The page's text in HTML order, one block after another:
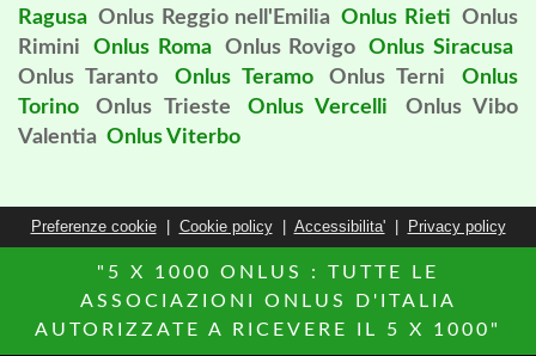
Ragusa Onlus Reggio nell'Emilia Onlus Rieti Onlus
Rimini
Onlus Roma Onlus Rovigo
Onlus Siracusa
Onlus Taranto
Onlus Teramo Onlus Terni
Onlus
Torino
Onlus Trieste Onlus Vercelli
Onlus Vibo
Valentia Onlus Viterbo
Preferenze cookie| Cookie policy| Accessibilita'| Privacy policy
"5 X 1000 ONLUS : TUTTE LE
ASSOCIAZIONI ONLUS D'ITALIA
AUTORIZZATE A RICEVERE IL 5 X 1000"